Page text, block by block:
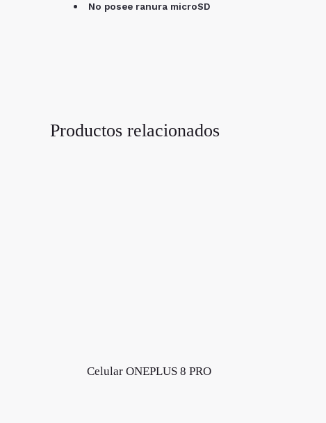
No posee ranura microSD
Productos relacionados
Celular ONEPLUS 8 PRO